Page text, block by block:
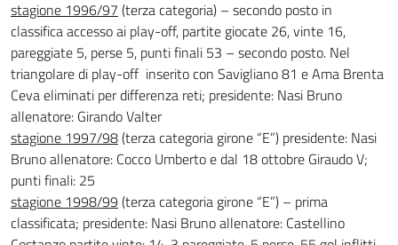
stagione 1996/97 (terza categoria) – secondo posto in
classifica accesso ai play-off, partite giocate 26, vinte 16,
pareggiate 5, perse 5, punti finali 53 – secondo posto. Nel
triangolare di play-off inserito con Savigliano 81 e Ama Brenta
Ceva eliminati per differenza reti; presidente: Nasi Bruno
allenatore: Girando Valter
stagione 1997/98(terza categoria girone “E”) presidente: Nasi
Bruno allenatore: Cocco Umberto e dal 18 ottobre Giraudo V;
punti finali: 25
stagione 1998/99 (terza categoria girone “E”) – prima
classificata; presidente: Nasi Bruno allenatore: Castellino